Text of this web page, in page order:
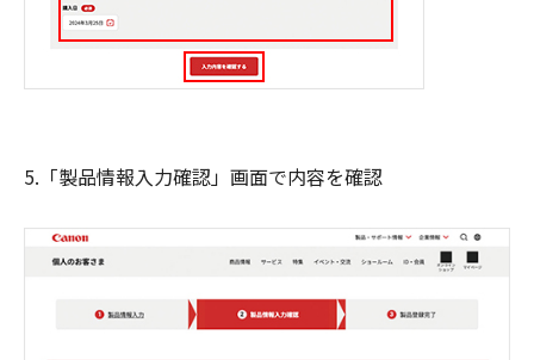
5.「製品情報入力確認」画面で内容を確認